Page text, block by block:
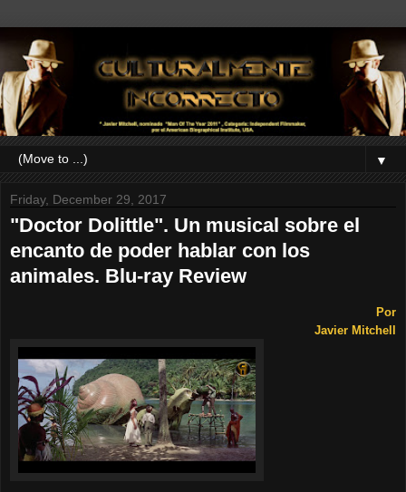
▼
Friday, December 29, 2017
"Doctor Dolittle". Un musical sobre el
encanto de poder hablar con los
animales. Blu-ray Review
Por
Javier Mitchell